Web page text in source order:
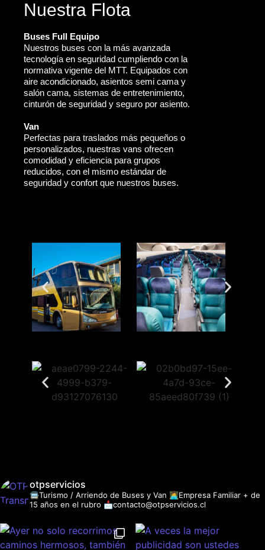
Nuestra Flota
Buses Full Equipo
Nuestros buses con la más avanzada
tecnología en seguridad cumpliendo con la
normativa vigente del MTT. Equipados con
aire acondicionado, asientos semi cama y
salón cama, sistemas de entretenimiento,
cinturón de seguridad y seguro por asiento.
Van
Perfectas para traslados más pequeños o
personalizados, nuestras vans ofrecen
comodidad y eficiencia para grupos
reducidos, con el mismo estándar de
seguridad y confort que nuestros buses.
otpservicios
🚍Turismo / Arriendo de Buses y Van 👩‍💻Empresa Familiar + de
15 años en el rubro 📩contacto@otpservicios.cl